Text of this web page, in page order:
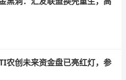
农创未来资金盘已亮红灯，参